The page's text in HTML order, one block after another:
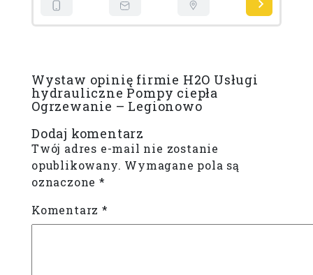
Wystaw opinię firmie H2O Usługi
hydrauliczne Pompy ciepła
Ogrzewanie – Legionowo
Dodaj komentarz
Twój adres e-mail nie zostanie
opublikowany. Wymagane pola są
oznaczone*
Komentarz*